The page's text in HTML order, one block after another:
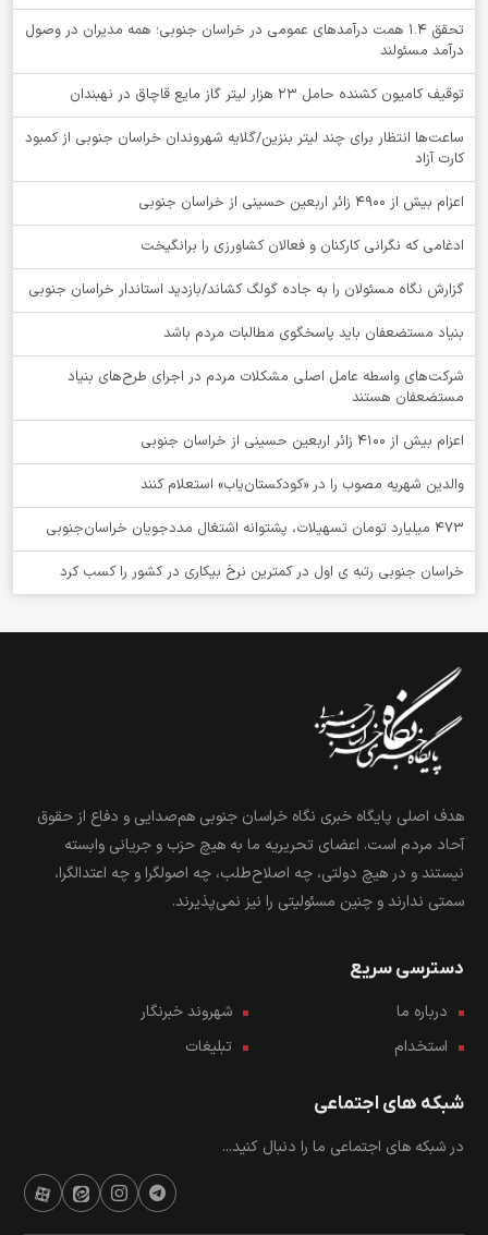
تحقق ۱.۴ همت درآمدهای عمومی در خراسان جنوبی؛ همه مدیران در وصول
درآمد مسئولند
توقيف کامیون کشنده حامل 23 هزار لیتر گاز مایع قاچاق در نهبندان
ساعت‌ها انتظار برای چند لیتر بنزین/گلایه شهروندان خراسان جنوبی از کمبود
کارت آزاد
اعزام بیش از 4900 زائر اربعین حسینی از خراسان جنوبی
ادغامی که نگرانی کارکنان و فعالان کشاورزی را برانگیخت
گزارش نگاه مسئولان را به جاده گولگ کشاند/بازدید استاندار خراسان جنوبی
بنیاد مستضعفان باید پاسخگوی مطالبات مردم باشد
شرکت‌های واسطه عامل اصلی مشکلات مردم در اجرای طرح‌های بنیاد
مستضعفان هستند
اعزام بیش از 4100 زائر اربعین حسینی از خراسان جنوبی
والدین شهریه مصوب را در «کودکستان‌یاب» استعلام کنند
۴۷۳ میلیارد تومان تسهیلات، پشتوانه اشتغال مددجویان خراسان‌جنوبی
خراسان جنوبی رتبه ی اول در کمترین نرخ بیکاری در کشور را کسب کرد
هدف اصلی پایگاه خبری نگاه خراسان جنوبی هم‌صدایی و دفاع از حقوق
آحاد مردم است. اعضای تحریریه ما به هیچ حزب و جریانی وابسته
نیستند و در هیچ دولتی، چه اصلاح‌طلب، چه اصولگرا و چه اعتدالگرا،
سمتی ندارند و چنین مسئولیتی را نیز نمی‌پذیرند.
دسترسی سریع
درباره ما
شهروند خبرنگار
استخدام
تبلیغات
شبکه های اجتماعی
در شبکه های اجتماعی ما را دنبال کنید...